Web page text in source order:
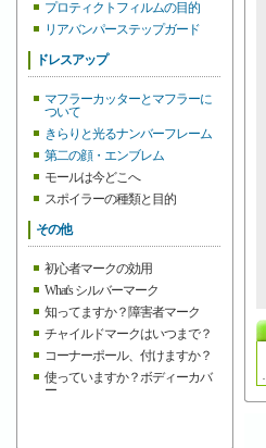
プロティクトフィルムの目的
リアバンパーステップガード
ドレスアップ
マフラーカッターとマフラーに
ついて
きらりと光るナンバーフレーム
第二の顔・エンブレム
モールは今どこへ
スポイラーの種類と目的
その他
初心者マークの効用
What's シルバーマーク
知ってますか？障害者マーク
チャイルドマークはいつまで？
コーナーポール、付けますか？
使っていますか？ボディーカバ
ー